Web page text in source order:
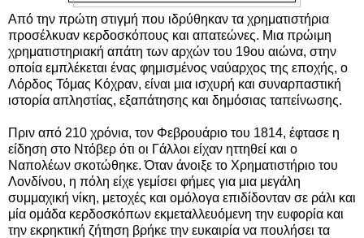
Από την πρώτη στιγμή που ιδρύθηκαν τα χρηματιστήρια
προσέλκυαν κερδοσκόπους και απατεώνες. Μια πρώιμη
χρηματιστηριακή απάτη των αρχών του 19ου αιώνα, στην
οποία εμπλέκεται ένας φημισμένος ναύαρχος της εποχής, ο
Λόρδος Τόμας Κόχραν, είναι μια ισχυρή και συναρπαστική
ιστορία απληστίας, εξαπάτησης και δημόσιας ταπείνωσης.
Πριν από 210 χρόνια, τον Φεβρουάριο του 1814, έφτασε η
είδηση στο Ντόβερ ότι οι Γάλλοι είχαν ηττηθεί και ο
Ναπολέων σκοτώθηκε. Όταν άνοιξε το Χρηματιστήριο του
Λονδίνου, η πόλη είχε γεμίσει φήμες για μια μεγάλη
συμμαχική νίκη, μετοχές και ομόλογα επιδίδονταν σε ράλι και
μία ομάδα κερδοσκόπων εκμεταλλευόμενη την ευφορία και
την εκρηκτική ζήτηση βρήκε την ευκαιρία να πουλήσει τα